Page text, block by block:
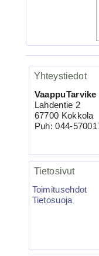
VMC-
Yhteystiedot
VaappuTarvike
Lahdentie 2
67700 Kokkola
Puh: 044-
Tietosivut
Toimitusehdot
Tietosuoja